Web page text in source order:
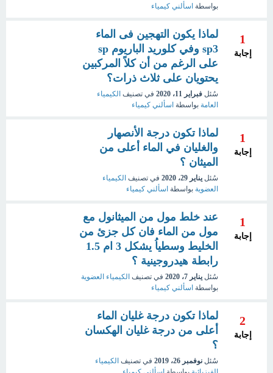
بواسطة اسألني كيمياء
1
إجابة
لماذا يكون التهجين فى الماء
sp3 وفي كلوريد الباريوم sp
على الرغم من أن كلاً المركبين
يحتويان على ثلاث ذرات؟
سُئل فبراير 11، 2020 في تصنيف الكيمياء
العامة بواسطة اسألني كيمياء
1
إجابة
لماذا تكون درجة الأنصهار
والغليان في الماء أعلى من
الميثان ؟
سُئل يناير 29، 2020 في تصنيف الكيمياء
العضوية بواسطة اسألني كيمياء
1
إجابة
عند خلط مول من الميثانول مع
مول من الماء فان كل جزئ من
الخليط وسطياُ يشكل 3 ام 1.5
رابطة هيدروجينية ؟
سُئل يناير 7، 2020 في تصنيف الكيمياء العضوية
بواسطة اسألني كيمياء
2
إجابة
لماذا تكون درجة غليان الماء
أعلى من درجة غليان الهكسان
؟
سُئل نوفمبر 26، 2019 في تصنيف الكيمياء